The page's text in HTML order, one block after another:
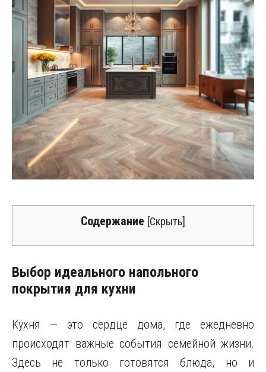
Содержание [Скрыть]
Выбор идеального напольного
покрытия для кухни
Кухня — это сердце дома, где ежедневно
происходят важные события семейной жизни.
Здесь не только готовятся блюда, но и